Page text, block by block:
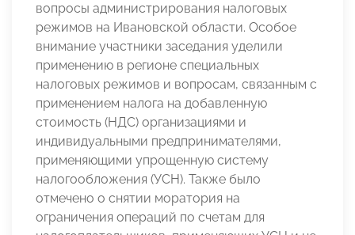
вопросы администрирования налоговых
режимов на Ивановской области. Особое
внимание участники заседания уделили
применению в регионе специальных
налоговых режимов и вопросам, связанным с
применением налога на добавленную
стоимость (НДС) организациями и
индивидуальными предпринимателями,
применяющими упрощенную систему
налогообложения (УСН). Также было
отмечено о снятии моратория на
ограничения операций по счетам для